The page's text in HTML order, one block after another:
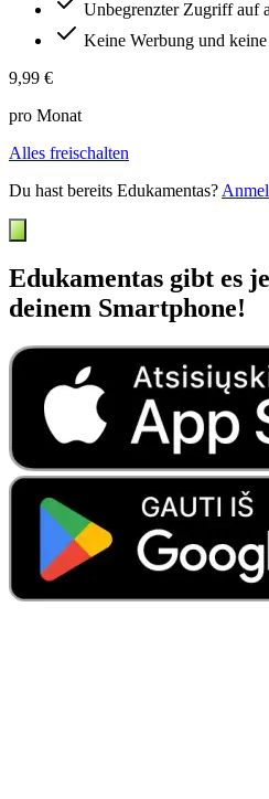
Unbegrenzter Zugriff auf
Keine Werbung und
9,99 €
pro Monat
Alles freischalten
Du hast bereits Edukamentas?
Edukamentas gibt es
deinem Smartphone!